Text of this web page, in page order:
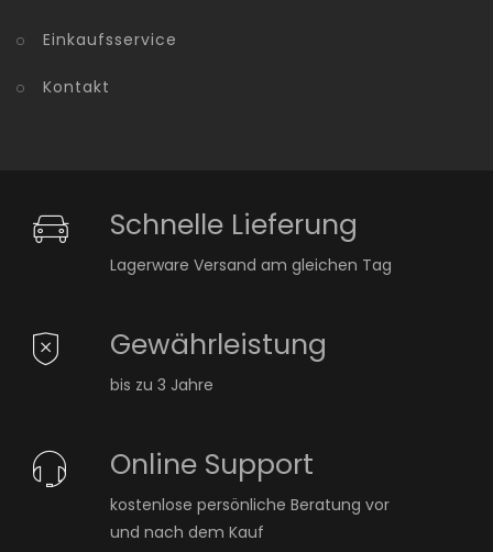
Einkaufsservice
Kontakt
Schnelle Lieferung
Lagerware Versand am gleichen Tag
Gewährleistung
bis zu 3 Jahre
Online Support
kostenlose persönliche Beratung vor
und nach dem Kauf